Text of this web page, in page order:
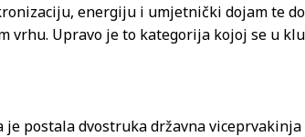
energiju i umjetnički dojam te
Upravo je to kategorija kojoj se u
postala dvostruka državna